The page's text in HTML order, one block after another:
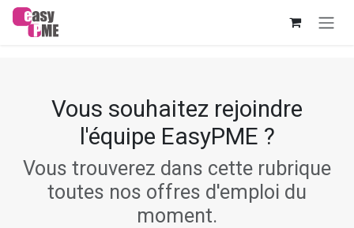
Se rendre au contenu
Vous souhaitez rejoindre
l'équipe EasyPME ?
Vous trouverez dans cette rubrique
toutes nos offres d'emploi du
moment.